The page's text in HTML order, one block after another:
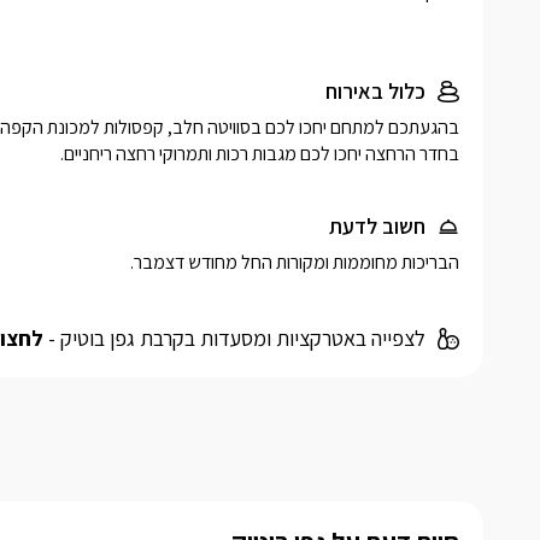
כלול באירוח
בחדר הרחצה יחכו לכם מגבות רכות ותמרוקי רחצה ריחניים.
חשוב לדעת
הבריכות מחוממות ומקורות החל מחודש דצמבר.
לצפייה באטרקציות ומסעדות בקרבת גפן בוטיק -